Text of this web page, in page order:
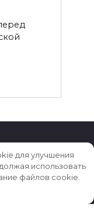
★ Очерки
для улучшения
использовать
файлов cookie.